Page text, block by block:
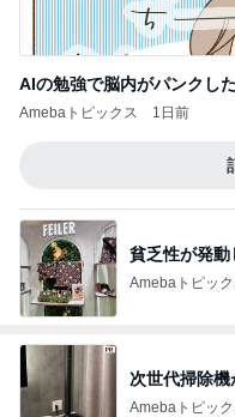
AIの勉強で脳内がパンクし
Amebaトピックス 1日前
貧乏性が発
Amebaトピック
次世代掃除機
Amebaトピック